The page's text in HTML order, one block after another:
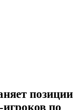
позиции
по